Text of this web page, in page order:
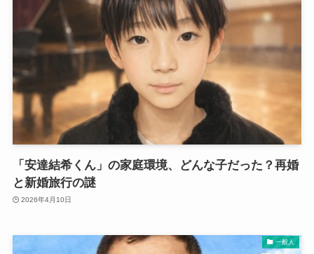
「安達結希くん」の家庭環境、どんな子だった？再婚
と新婚旅行の謎
2026年4月10日
一般人